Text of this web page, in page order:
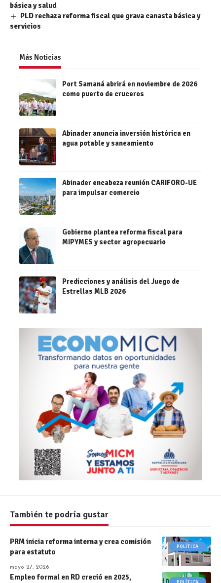
básica y salud
PLD rechaza reforma fiscal que grava canasta básica y
servicios
Más Noticias
Port Samaná abrirá en noviembre de 2026
como puerto de cruceros
Abinader anuncia inversión histórica en
agua potable y saneamiento
Abinader encabeza reunión CARIFORO-UE
para impulsar comercio
Gobierno plantea reforma fiscal para
MIPYMES y sector agropecuario
Predicciones y análisis del Juego de
Estrellas MLB 2026
También te podría gustar
POLÍTICA
PRM inicia reforma interna y crea comisión
para estatuto
mayo 27, 2026
Empleo formal en RD creció en 2025,